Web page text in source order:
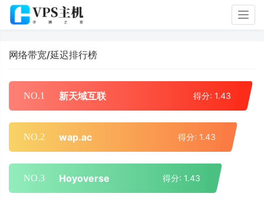
网络带宽/延迟排行榜
NO.1 新天域互联 得分: 1.43
NO.2 wap.ac 得分: 1.43
NO.3 Hoyoverse 得分: 1.43